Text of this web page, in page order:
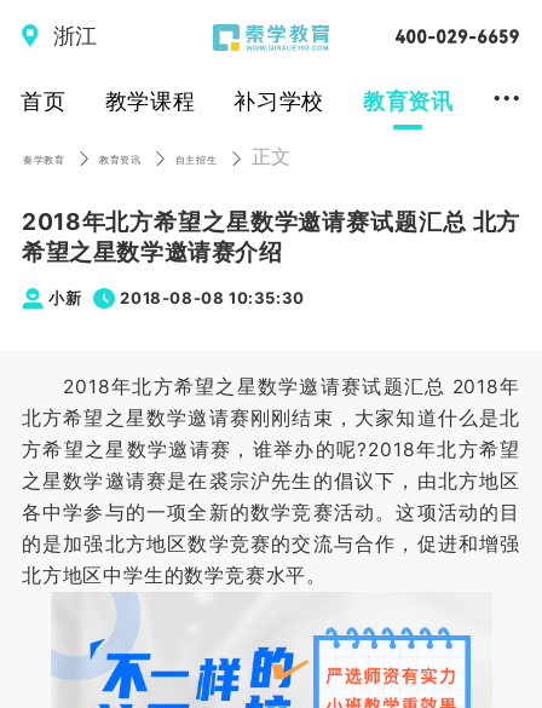
浙江
首页 教学课程 补习学校 教育资讯 ...
秦学教育 教育资讯 自主招生 正文
2018年北方希望之星数学邀请赛试题汇总 北方
希望之星数学邀请赛介绍
小新 2018-08-08 10:35:30
2018年北方希望之星数学邀请赛试题汇总 2018年
北方希望之星数学邀请赛刚刚结束，大家知道什么是北
方希望之星数学邀请赛，谁举办的呢?2018年北方希望
之星数学邀请赛是在裘宗沪先生的倡议下，由北方地区
各中学参与的一项全新的数学竞赛活动。这项活动的目
的是加强北方地区数学竞赛的交流与合作，促进和增强
北方地区中学生的数学竞赛水平。